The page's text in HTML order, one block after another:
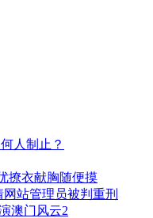
人制止？
撩衣献胸随便摸
站管理员被判重刑
澳门风云2